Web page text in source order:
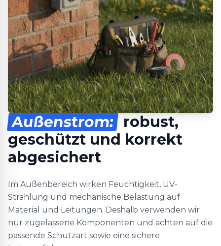
Außenstrom: robust,
geschützt und korrekt
abgesichert
Im Außenbereich wirken Feuchtigkeit, UV-
Strahlung und mechanische Belastung auf
Material und Leitungen. Deshalb verwenden wir
nur zugelassene Komponenten und achten auf die
passende Schutzart sowie eine sichere